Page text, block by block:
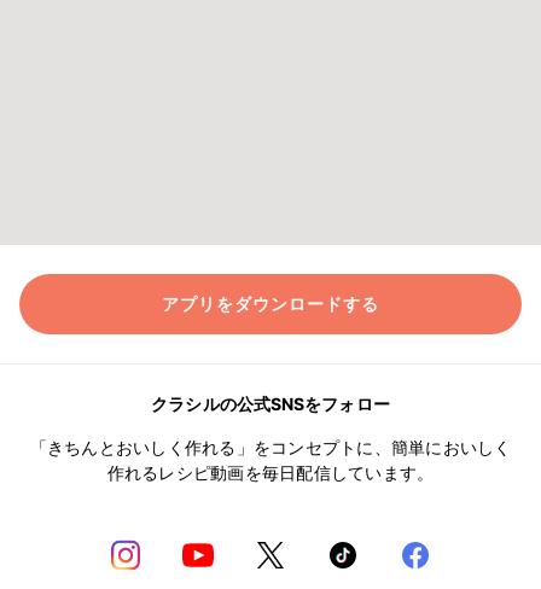
アプリをダウンロードする
クラシルの公式SNSをフォロー
「きちんとおいしく作れる」をコンセプトに、簡単においしく
作れるレシピ動画を毎日配信しています。